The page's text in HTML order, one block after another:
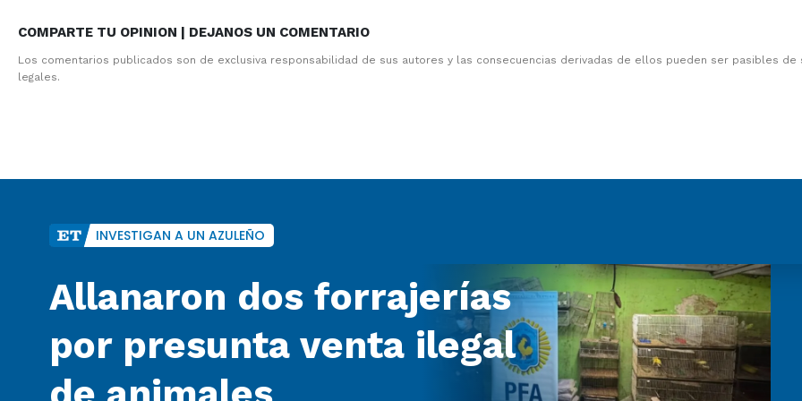
COMPARTE TU OPINION | DEJANOS UN COMENTARIO
Los comentarios publicados son de exclusiva responsabilidad de sus autores y las consecuencias derivadas de ellos pueden ser pasibles de
legales.
INVESTIGAN A UN AZULEÑO
Allanaron dos forrajerías
por presunta venta ilegal